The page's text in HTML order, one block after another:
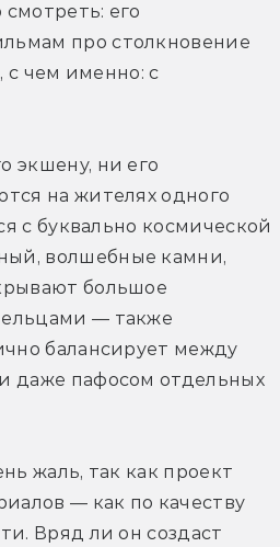
его
про столкновение
с чем именно: с
экшену, ни его
на жителях одного
с буквально космической
волшебные камни,
большое
— также
балансирует между
даже пафосом отдельных
жаль, так как проект
— как по качеству
Вряд ли он создаст